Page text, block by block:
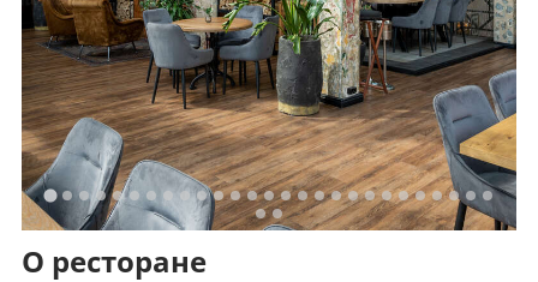
О ресторане